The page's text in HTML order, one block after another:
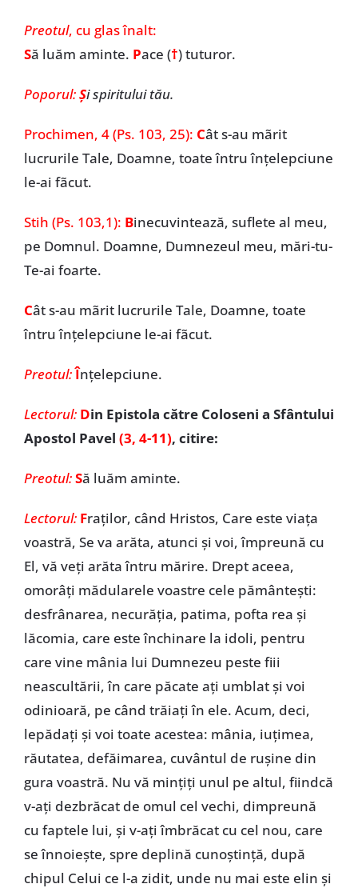
Preotul, cu glas înalt:
Să luăm aminte. Pace (†)tuturor.
Poporul:Şi spiritului tău.
Prochimen, 4 (Ps. 103, 25): Cât s-au mãrit
lucrurile Tale, Doamne, toate întru înțelepciune
le-ai fãcut.
Stih (Ps. 103,1): Binecuvintează, suflete al meu,
pe Domnul. Doamne, Dumnezeul meu, mări-tu-
Te-ai foarte.
Cât s-au mãrit lucrurile Tale, Doamne, toate
întru înțelepciune le-ai fãcut.
Preotul:Înţelepciune.
Lectorul: Din Epistola către Coloseni a Sfântului
Apostol Pavel (3, 4-11), citire:
Preotul:Să luăm aminte.
Lectorul: Fraților, când Hristos, Care este viața
voastră, Se va arăta, atunci și voi, împreună cu
El, vă veți arăta întru mărire. Drept aceea,
omorâți mădularele voastre cele pământești:
desfrânarea, necurăția, patima, pofta rea și
lăcomia, care este închinare la idoli, pentru
care vine mânia lui Dumnezeu peste fiii
neascultării, în care păcate ați umblat și voi
odinioară, pe când trăiați în ele. Acum, deci,
lepădați și voi toate acestea: mânia, iuțimea,
răutatea, defăimarea, cuvântul de rușine din
gura voastră. Nu vă mințiți unul pe altul, fiindcă
v-ați dezbrăcat de omul cel vechi, dimpreună
cu faptele lui, și v-ați îmbrăcat cu cel nou, care
se înnoiește, spre deplină cunoștință, după
chipul Celui ce l-a zidit, unde nu mai este elin și